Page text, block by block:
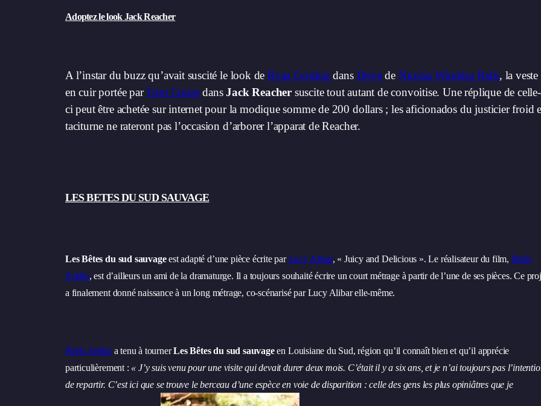
Adoptez le look Jack Reacher
A l’instar du buzz qu’avait suscité le look de Ryan Gosling dans Drivede Nicolas Winding Refn, la veste
en cuir portée parTom CruisedansJack Reacher suscite tout autant de convoitise. Une réplique de celle-
ci peut être achetée sur internet pour la modique somme de 200 dollars ; les aficionados du justicier froid
taciturne ne rateront pas l’occasion d’arborer l’apparat de Reacher.
LES BETES DU SUD SAUVAGE
Les Bêtes du sud sauvageest adapté d’une pièce écrite parLucy Alibar, « Juicy and Delicious ». Le réalisateur du film, Benh
Zeitlin, est d’ailleurs un ami de la dramaturge. Il a toujours souhaité écrire un court métrage à partir de l’une de ses pièces. Ce
a finalement donné naissance à un long métrage, co-scénarisé par Lucy Alibar elle-même.
Benh Zeitlin a tenu à tournerLes Bêtes du sud sauvageen Louisiane du Sud, région qu’il connaît bien et qu’il apprécie
particulièrement : « J’y suis venu pour une visite qui devait durer deux mois. C’était il y a six ans, et je n’ai toujours pas
de repartir. C’est ici que se trouve le berceau d’une espèce en voie de disparition : celle des gens les plus opiniâtres que je